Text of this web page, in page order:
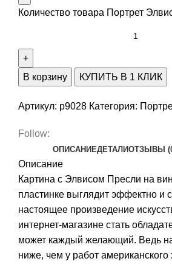
Количество товара Портрет
В корзину КУПИТЬ В 1 КЛИК
Артикул: p9028 Категория:
Follow:
ОПИСАНИЕДЕТАЛИОТЗЫВЫ
Описание
Картина с Элвисом Пресли на
пластинке выглядит эффектно и
настоящее произведение
интернет-магазине стать
может каждый желающий. Ведь
ниже, чем у работ американского